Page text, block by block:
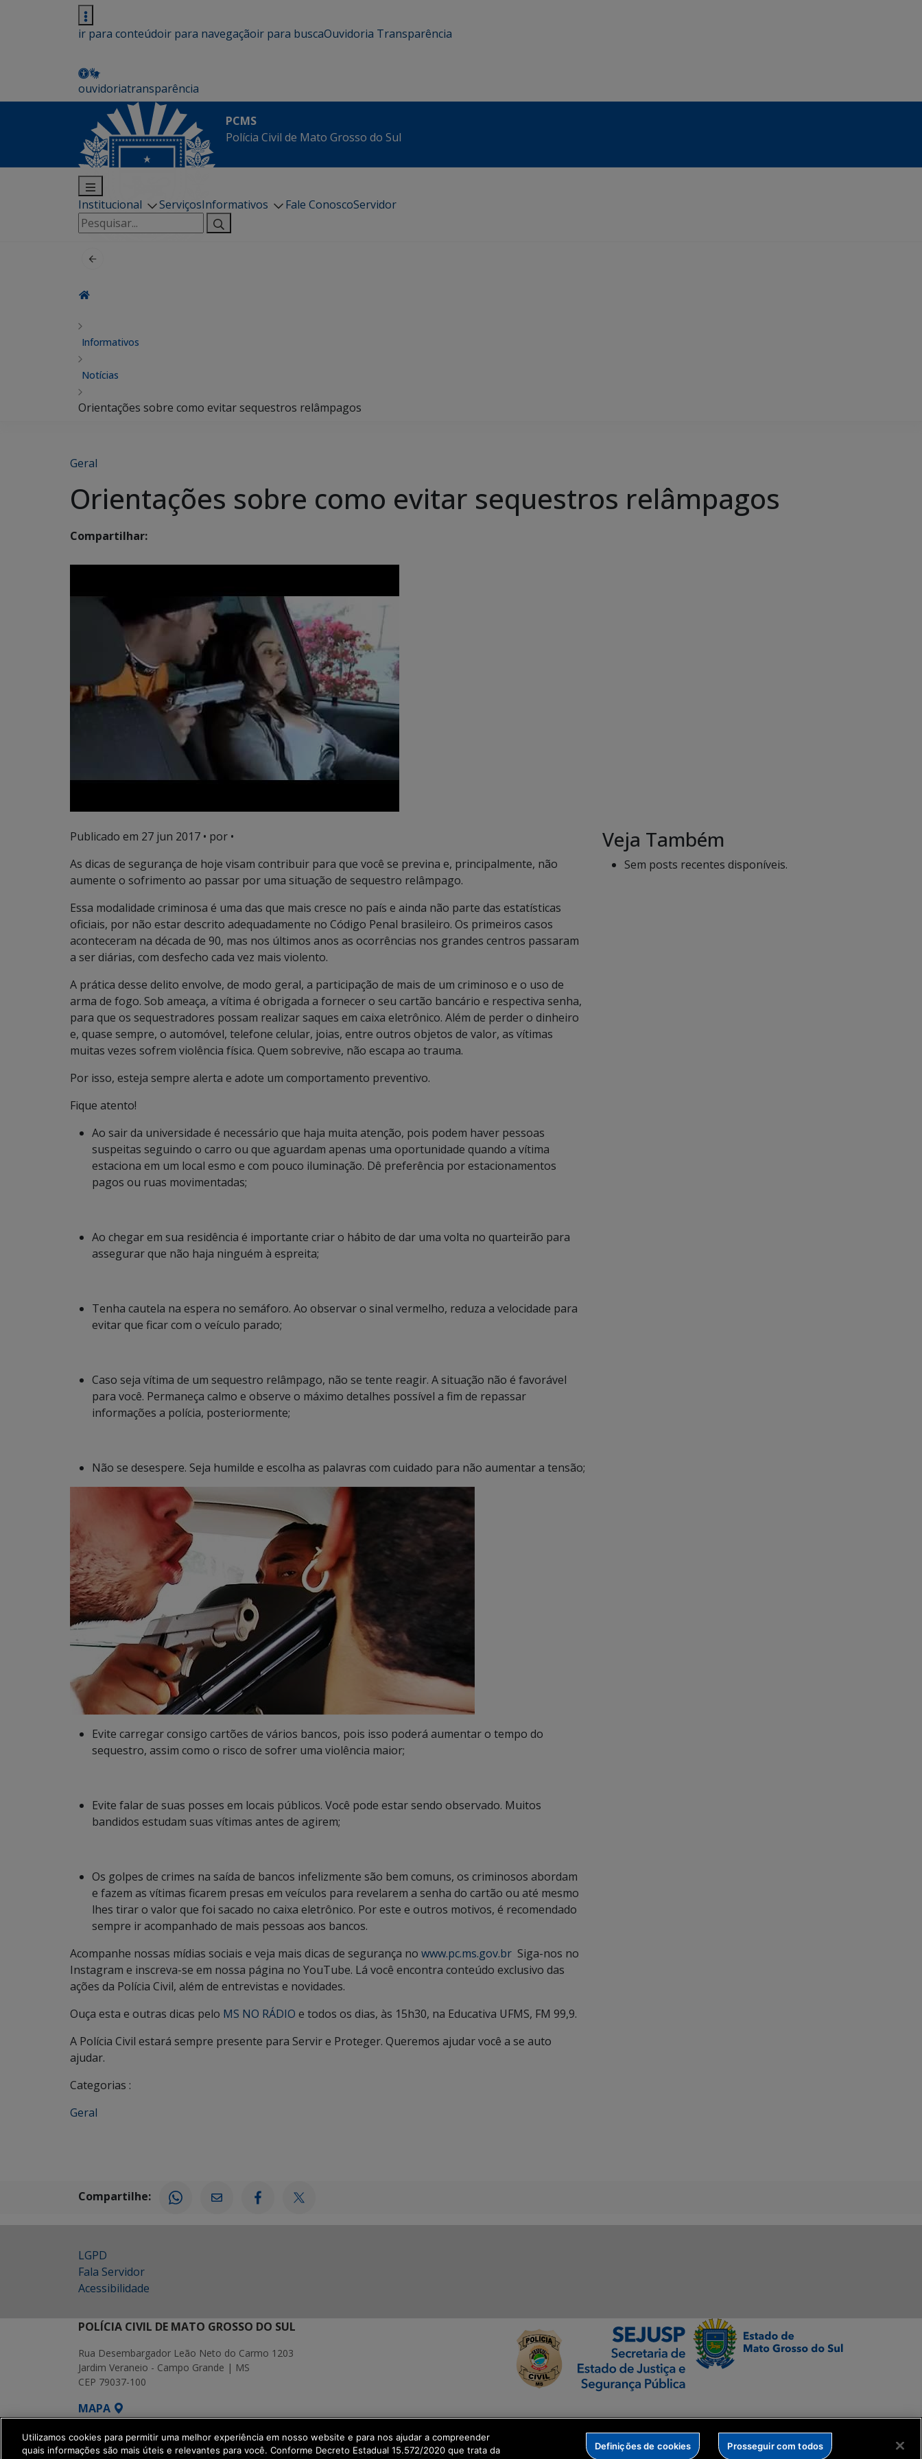
ir para conteúdoir para navegaçãoir para buscaOuvidoria Transparência
ouvidoriatransparência
PCMS
Polícia Civil de Mato Grosso do Sul
Institucional ServiçosInformativos Fale ConoscoServidor
Pesquisar
por:
Informativos
Notícias
Orientações sobre como evitar sequestros relâmpagos
Geral
Orientações sobre como evitar sequestros relâmpagos
Compartilhar:
Publicado em 27 jun 2017 • por •
As dicas de segurança de hoje visam contribuir para que você se previna e, principalmente, não
aumente o sofrimento ao passar por uma situação de sequestro relâmpago.
Essa modalidade criminosa é uma das que mais cresce no país e ainda não parte das estatísticas
oficiais, por não estar descrito adequadamente no Código Penal brasileiro. Os primeiros casos
aconteceram na década de 90, mas nos últimos anos as ocorrências nos grandes centros passaram
a ser diárias, com desfecho cada vez mais violento.
A prática desse delito envolve, de modo geral, a participação de mais de um criminoso e o uso de
arma de fogo. Sob ameaça, a vítima é obrigada a fornecer o seu cartão bancário e respectiva senha,
para que os sequestradores possam realizar saques em caixa eletrônico. Além de perder o dinheiro
e, quase sempre, o automóvel, telefone celular, joias, entre outros objetos de valor, as vítimas
muitas vezes sofrem violência física. Quem sobrevive, não escapa ao trauma.
Por isso, esteja sempre alerta e adote um comportamento preventivo.
Fique atento!
Ao sair da universidade é necessário que haja muita atenção, pois podem haver pessoas
suspeitas seguindo o carro ou que aguardam apenas uma oportunidade quando a vítima
estaciona em um local esmo e com pouco iluminação. Dê preferência por estacionamentos
pagos ou ruas movimentadas;
Ao chegar em sua residência é importante criar o hábito de dar uma volta no quarteirão para
assegurar que não haja ninguém à espreita;
Tenha cautela na espera no semáforo. Ao observar o sinal vermelho, reduza a velocidade para
evitar que ficar com o veículo parado;
Caso seja vítima de um sequestro relâmpago, não se tente reagir. A situação não é favorável
para você. Permaneça calmo e observe o máximo detalhes possível a fim de repassar
informações a polícia, posteriormente;
Não se desespere. Seja humilde e escolha as palavras com cuidado para não aumentar a tensão;
Evite carregar consigo cartões de vários bancos, pois isso poderá aumentar o tempo do
sequestro, assim como o risco de sofrer uma violência maior;
Evite falar de suas posses em locais públicos. Você pode estar sendo observado. Muitos
bandidos estudam suas vítimas antes de agirem;
Os golpes de crimes na saída de bancos infelizmente são bem comuns, os criminosos abordam
e fazem as vítimas ficarem presas em veículos para revelarem a senha do cartão ou até mesmo
lhes tirar o valor que foi sacado no caixa eletrônico. Por este e outros motivos, é recomendado
sempre ir acompanhado de mais pessoas aos bancos.
Acompanhe nossas mídias sociais e veja mais dicas de segurança no www.pc.ms.gov.br Siga-nos no
Instagram e inscreva-se em nossa página no YouTube. Lá você encontra conteúdo exclusivo das
ações da Polícia Civil, além de entrevistas e novidades.
Ouça esta e outras dicas pelo MS NO RÁDIO e todos os dias, às 15h30, na Educativa UFMS, FM 99,9.
A Polícia Civil estará sempre presente para Servir e Proteger. Queremos ajudar você a se auto
ajudar.
Categorias :
Geral
Veja Também
Sem posts recentes disponíveis.
Compartilhe:
LGPD
Fala Servidor
Acessibilidade
POLÍCIA CIVIL DE MATO GROSSO DO SUL
Rua Desembargador Leão Neto do Carmo 1203
Jardim Veraneio - Campo Grande | MS
CEP 79037-100
MAPA
SETDIG | Secretaria-Executiva de Transformação Digital
Utilizamos cookies para permitir uma melhor experiência em nosso website e para nos ajudar a compreender
quais informações são mais úteis e relevantes para você. Conforme Decreto Estadual 15.572/2020 que trata da
Definições de cookies Prosseguir com todos